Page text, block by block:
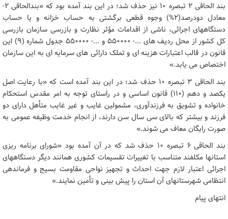
بند الحاقی ۲ تبصره ۱۰ نیز حذف شد؛ در این بند آمده بود که «بندالحاقی ۲-
معادل دودرصد(۲%) وجوه قطعی برگشتی به حساب خزانه و یا حساب
دستگاههای اجرائی، ناشی از اقدامات مؤثر نظارت و بازرسی سازمان بازرسی
کل کشور از محل ردیف های ...- ۵۵۰۰۰۰ و ...- ۵۵۰۰۰۰ جدول شماره (۹) این
قانون در قالب اعتبارات هزینه ای و تملک دارائی های سرمایه ای به این سازمان
اختصاص می یابد.»
بند الحاقی ۳ تبصره ۱۰ حذف شد؛ در این بند آمده است که «با رعایت اصل
یکصد و دهم (۱۱۰) قانون اساسی و در راستای توجه به امر مقدس استحکام
خانواده و تشویق به فرزندآوری، مشمولین غایب و غیر غایب متأهل دارای دو
فرزند و بیشتر که بالای سی سال سن دارند، از انجام خدمت وظیفه عمومی به
صورت رایگان معاف می شوند.»
بند الحاقی ۶ تبصره ۱۰ حذف شد که در آن آمده بود «شورای برنامه ریزی
استانها مکلفند متناسب با تغییرات تقسیمات کشوری همانند دیگر دستگاههای
اجرائی اعتبار لازم جهت احداث و تجهیز نواحی مقاومت بسیج و فرماندهی
انتظامی شهرستانهای آن استان را پیش بینی و تأمین نمایند.»
انتهای پیام